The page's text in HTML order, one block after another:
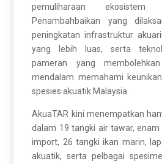
pemuliharaan ekosistem
Penambahbaikan yang
peningkatan infrastruktur
yang lebih luas, serta
pameran yang
mendalam memahami
spesies akuatik Malaysia.
AkuaTAR kini menempatkan
dalam 19 tangki air tawar,
import, 26 tangki ikan marin,
akuatik, serta pelbagai